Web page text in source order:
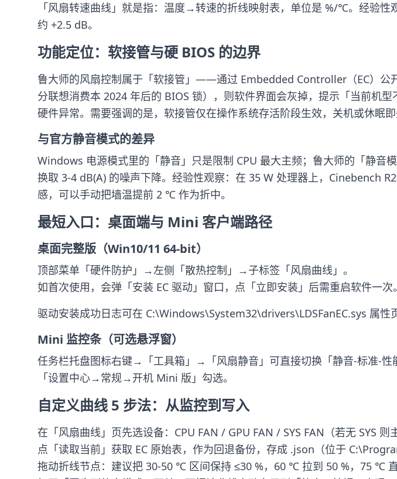
「风扇转速曲线」就是指：温度→转速的折线映射表，单位是 %/℃。经验
约 +2.5 dB。
功能定位：软接管与硬 BIOS 的边界
鲁大师的风扇控制属于「软接管」——通过 Embedded Controller（EC）公
分联想消费本 2024 年后的 BIOS 锁），则软件界面会灰掉，提示「当前机
硬件异常。需要强调的是，软接管仅在操作系统存活阶段生效，关机或休眠
与官方静音模式的差异
Windows 电源模式里的「静音」只是限制 CPU 最大主频；鲁大师的「静音
换取 3-4 dB(A) 的噪声下降。经验性观察：在 35 W 处理器上，Cinebench
感，可以手动把墙温提前 2 ℃ 作为折中。
最短入口：桌面端与 Mini 客户端路径
桌面完整版（Win10/11 64-bit）
顶部菜单「硬件防护」→左侧「散热控制」→子标签「风扇曲线」。
如首次使用，会弹「安装 EC 驱动」窗口，点「立即安装」后需重启软件一次。
驱动安装成功日志可在 C:\Windows\System32\drivers\LDSFanEC.sys 属性
Mini 监控条（可选悬浮窗）
任务栏托盘图标右键→「工具箱」→「风扇静音」可直接切换「静音-标准-
「设置中心→常规→开机 Mini 版」勾选。
自定义曲线 5 步法：从监控到写入
在「风扇曲线」页先选设备：CPU FAN / GPU FAN / SYS FAN（若无 SYS 则
点「读取当前」获取 EC 原始表，作为回退备份，存成 .json（位于
拖动折线节点：建议把 30-50 ℃ 区间保持 ≤30 %，60 ℃ 拉到 50 %，75 ℃ 直